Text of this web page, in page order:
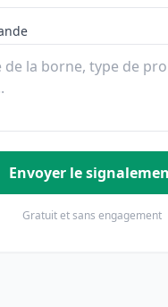
Envoyer le
Gratuit et sans engagement